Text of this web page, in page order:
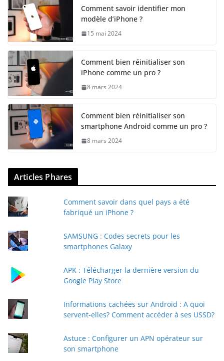
Comment savoir identifier mon
modèle d’iPhone ?
15 mai 2024
Comment bien réinitialiser son
iPhone comme un pro ?
8 mars 2024
Comment bien réinitialiser son
smartphone Android comme un pro ?
8 mars 2024
Articles Phares
Comment savoir dans quel pays a été
fabriqué un iPhone ?
SAMSUNG : Codes secrets pour les
smartphones Galaxy
APK : Télécharger la dernière version du
Google Play Store
Informations cachées sur Android : A quoi
servent-elles? Comment accéder à ses USSD?
Astuce : Configurer un APN opérateur sur
son smartphone